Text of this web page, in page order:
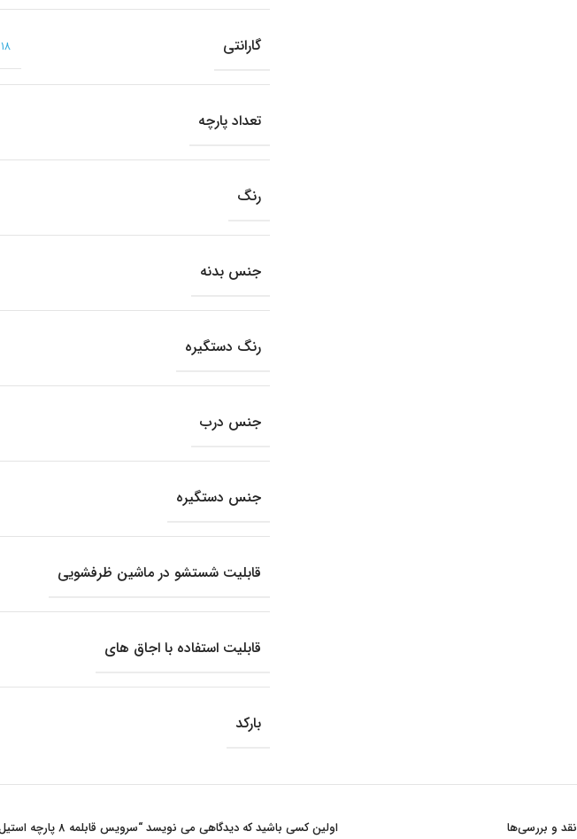
گارانتی ۱۸ ماه گارانتی لوازم خانگی ایران : نماینده انحصاری کرکماز در ایران
تعداد پارچه
رنگ
جنس بدنه
رنگ دستگیره
جنس درب
جنس دستگیره
قابلیت شستشو در ماشین ظرفشویی
قابلیت استفاده با اجاق های
بارکد
نقد و بررسی‌ها
اولین کسی باشید که دیدگاهی می نویسد “سرویس قابلمه 8 پارچه استیل مات ورتکس کرکماز 1970”